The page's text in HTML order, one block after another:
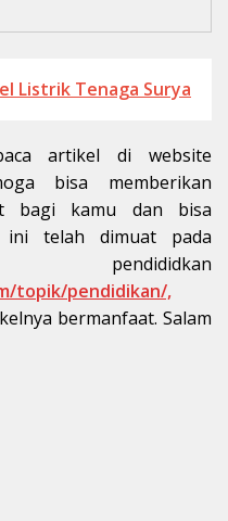
Listrik Tenaga Surya
artikel di website
bisa memberikan
bagi kamu dan bisa
ini telah dimuat pada
topik/pendidikan/,
bermanfaat. Salam